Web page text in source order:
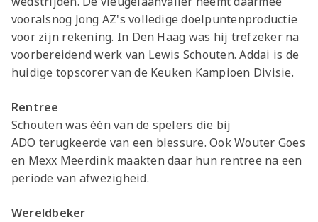
Seizoenkaart
vooralsnog Jong AZ's volledige doelpuntenproductie
voor zijn rekening. In Den Haag was hij trefzeker na
voorbereidend werk van Lewis Schouten. Addai is de
huidige topscorer van de Keuken Kampioen Divisie.
Rentree
Schouten was één van de spelers die bij
ADO terugkeerde van een blessure. Ook Wouter Goes
en Mexx Meerdink maakten daar hun rentree na een
periode van afwezigheid.
Wereldbeker